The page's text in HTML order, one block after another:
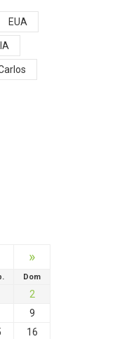
EUA
»
Dom
2
9
16